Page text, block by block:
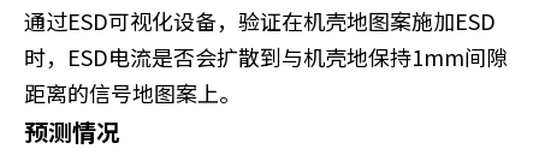
通过ESD可视化设备，验证在机壳地图案施加ESD
时，ESD电流是否会扩散到与机壳地保持1mm间隙
距离的信号地图案上。
预测情况